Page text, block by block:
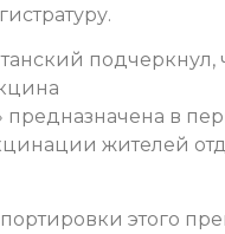
подчеркнул,
предназначена в
жителей
этого